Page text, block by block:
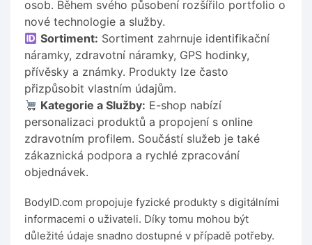
osob. Během svého působení rozšířilo portfolio o
nové technologie a služby.
Sortiment: Sortiment zahrnuje identifikační
náramky, zdravotní náramky, GPS hodinky,
přívěsky a známky. Produkty lze často
přizpůsobit vlastním údajům.
Kategorie a Služby: E-shop nabízí
personalizaci produktů a propojení s online
zdravotním profilem. Součástí služeb je také
zákaznická podpora a rychlé zpracování
objednávek.
BodyID.com propojuje fyzické produkty s digitálními
informacemi o uživateli. Díky tomu mohou být
důležité údaje snadno dostupné v případě potřeby.